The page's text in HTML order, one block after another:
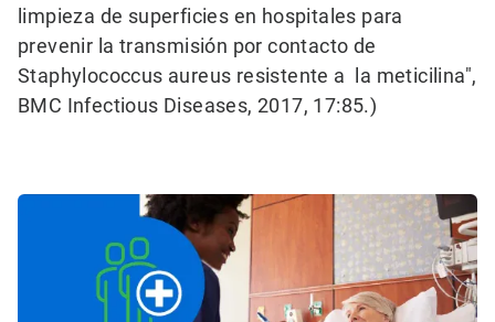
limpieza de superficies en hospitales para
prevenir la transmisión por contacto de
Staphylococcus aureus resistente a la meticilina",
BMC Infectious Diseases, 2017, 17:85.)